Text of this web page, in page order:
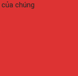
của chúng